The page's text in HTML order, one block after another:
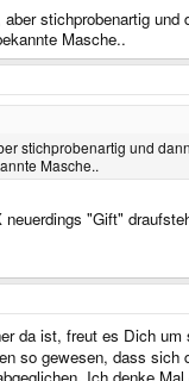
stichprobenartig und
Masche..
stichprobenartig und
Masche..
"Gift"
da ist, freut es Dich um
so gewesen, dass
Ich denke